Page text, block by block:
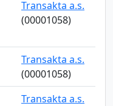
Transakta a.s.
(00001058)
Transakta a.s.
(00001058)
Transakta a.s.